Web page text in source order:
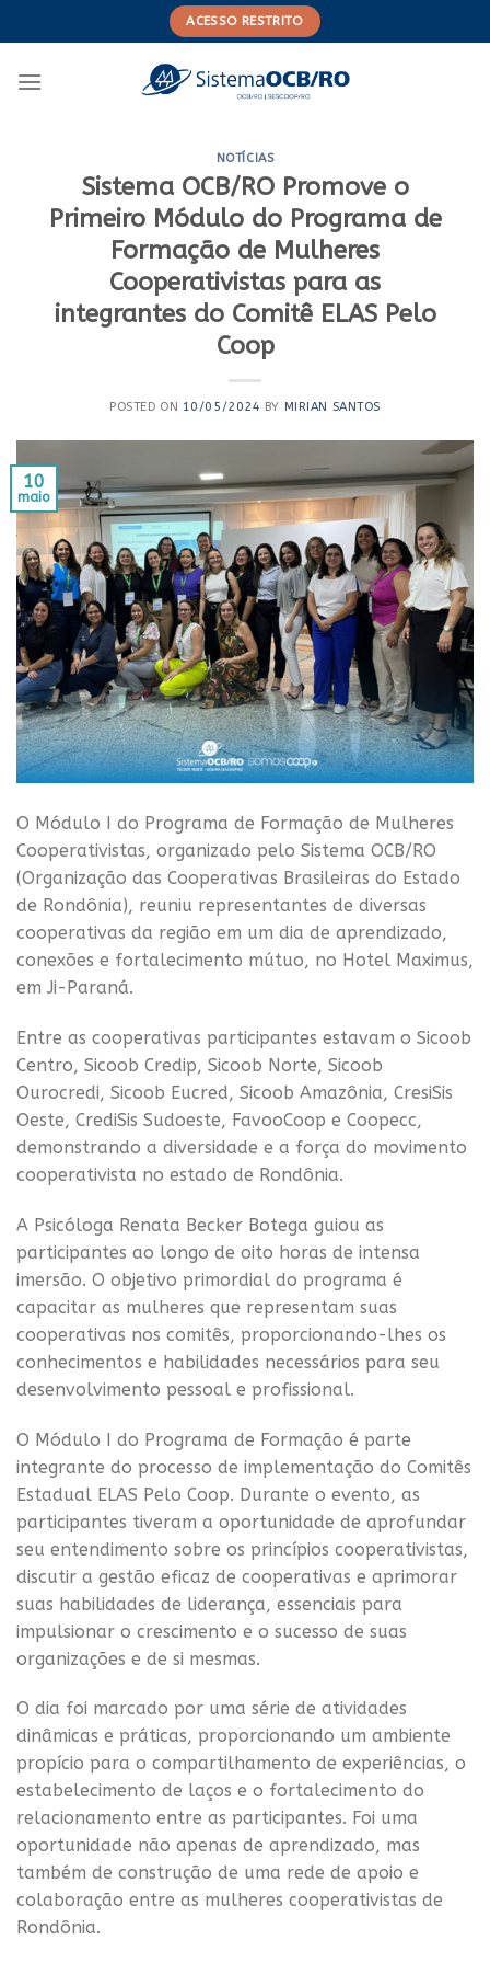
to
ACESSO RESTRITO
NOTÍCIAS
Sistema OCB/RO Promove o
Primeiro Módulo do Programa de
Formação de Mulheres
Cooperativistas para as
integrantes do Comitê ELAS Pelo
Coop
POSTED ON 10/05/2024 BY MIRIAN SANTOS
10
maio
O Módulo I do Programa de Formação de Mulheres
Cooperativistas, organizado pelo Sistema OCB/RO
(Organização das Cooperativas Brasileiras do Estado
de Rondônia), reuniu representantes de diversas
cooperativas da região em um dia de aprendizado,
conexões e fortalecimento mútuo, no Hotel Maximus,
em Ji-Paraná.
Entre as cooperativas participantes estavam o Sicoob
Centro, Sicoob Credip, Sicoob Norte, Sicoob
Ourocredi, Sicoob Eucred, Sicoob Amazônia, CresiSis
Oeste, CrediSis Sudoeste, FavooCoop e Coopecc,
demonstrando a diversidade e a força do movimento
cooperativista no estado de Rondônia.
A Psicóloga Renata Becker Botega guiou as
participantes ao longo de oito horas de intensa
imersão. O objetivo primordial do programa é
capacitar as mulheres que representam suas
cooperativas nos comitês, proporcionando-lhes os
conhecimentos e habilidades necessários para seu
desenvolvimento pessoal e profissional.
O Módulo I do Programa de Formação é parte
integrante do processo de implementação do Comitês
Estadual ELAS Pelo Coop. Durante o evento, as
participantes tiveram a oportunidade de aprofundar
seu entendimento sobre os princípios cooperativistas,
discutir a gestão eficaz de cooperativas e aprimorar
suas habilidades de liderança, essenciais para
impulsionar o crescimento e o sucesso de suas
organizações e de si mesmas.
O dia foi marcado por uma série de atividades
dinâmicas e práticas, proporcionando um ambiente
propício para o compartilhamento de experiências, o
estabelecimento de laços e o fortalecimento do
relacionamento entre as participantes. Foi uma
oportunidade não apenas de aprendizado, mas
também de construção de uma rede de apoio e
colaboração entre as mulheres cooperativistas de
Rondônia.